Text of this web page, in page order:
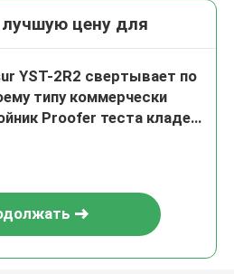
цену для
YST-2R2 свертывает по
типу коммерчески
Proofer теста кладет